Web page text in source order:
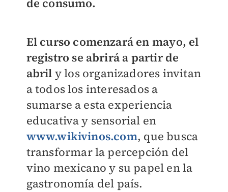
de consumo.
El curso comenzará en mayo, el
registro se abrirá a partir de
abril y los organizadores invitan
a todos los interesados a
sumarse a esta experiencia
educativa y sensorial en
www.wikivinos.com, que busca
transformar la percepción del
vino mexicano y su papel en la
gastronomía del país.